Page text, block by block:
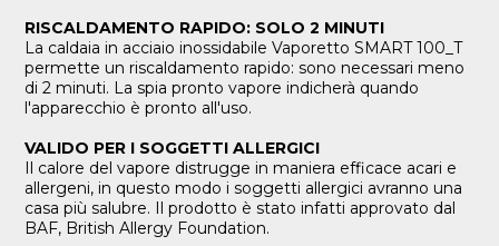
RISCALDAMENTO RAPIDO: SOLO 2 MINUTI
La caldaia in acciaio inossidabile Vaporetto SMART 100_T
permette un riscaldamento rapido: sono necessari meno
di 2 minuti. La spia pronto vapore indicherà quando
l'apparecchio è pronto all'uso.
VALIDO PER I SOGGETTI ALLERGICI
Il calore del vapore distrugge in maniera efficace acari e
allergeni, in questo modo i soggetti allergici avranno una
casa più salubre. Il prodotto è stato infatti approvato dal
BAF, British Allergy Foundation.